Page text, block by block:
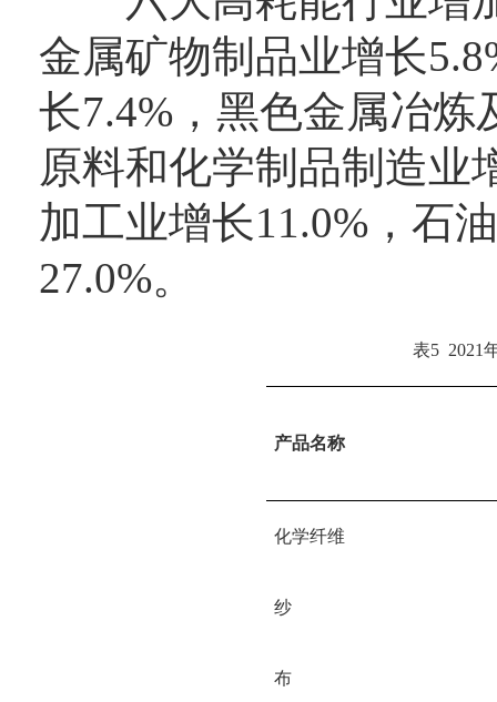
金属矿物制品业增长
长7.4%，黑色金属冶炼
原料和化学制品制造业
加工业增长11.0%，石
27.0%。
表5  2021
产品名称
化学纤维
纱
布